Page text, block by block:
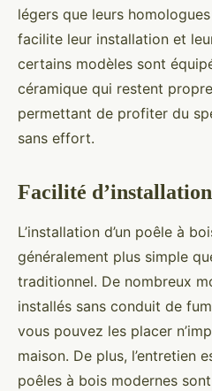
légers que leurs
facilite leur installation et
certains modèles sont
céramique qui restent
permettant de profiter du
sans effort.
Facilité
L’installation d’un poêle à
généralement plus simple
traditionnel. De nombreux
installés sans conduit de
vous pouvez les placer
maison. De plus, l’entretien
poêles à bois modernes